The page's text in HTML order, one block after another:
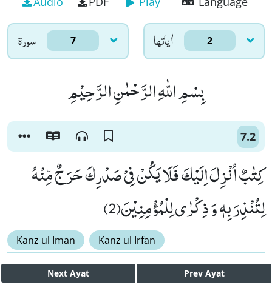
سورۃ 7 اٰياتها 2
بِسْمِ اللّٰهِ الرَّحْمٰنِ الرَّحِیْمِ
7.2
كِتٰبٌ اُنْزِلَ اِلَیْكَ فَلَا یَكُنْ فِیْ صَدْرِكَ حَرَجٌ مِّنْهُ
لِتُنْذِرَ بِهٖ وَ ذِكْرٰى لِلْمُؤْمِنِیْنَ(2)
Kanz ul Iman Kanz ul Irfan
Next Ayat Prev Ayat